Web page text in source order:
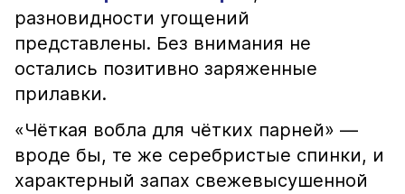
разновидности угощений
представлены. Без внимания не
остались позитивно заряженные
прилавки.
«Чёткая вобла для чётких парней» —
вроде бы, те же серебристые спинки, и
характерный запах свежевысушенной